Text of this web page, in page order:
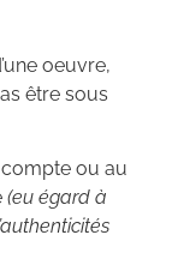
oeuvre,
être sous
ou au
(eu égard à